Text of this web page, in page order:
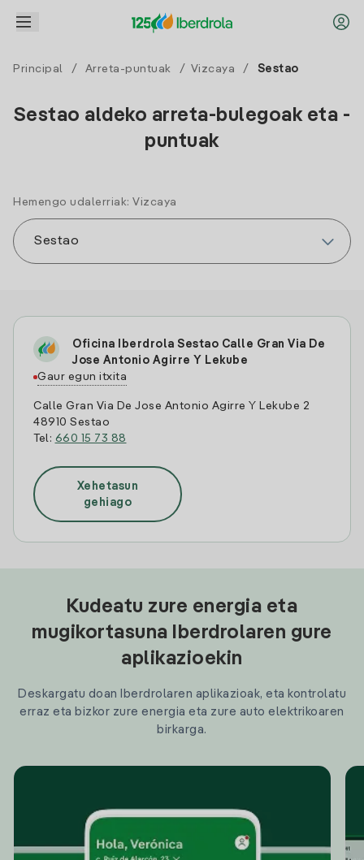
Principal / Arreta-puntuak / Vizcaya / Sestao
Sestao aldeko arreta-bulegoak eta -
puntuak
Hemengo udalerriak: Vizcaya
Oficina Iberdrola Sestao Calle Gran Via De
Jose Antonio Agirre Y Lekube
Gaur egun itxita
Calle Gran Via De Jose Antonio Agirre Y Lekube 2
48910 Sestao
Tel: 660 15 73 88
Xehetasun
gehiago
Kudeatu zure energia eta
mugikortasuna Iberdrolaren gure
aplikazioekin
Deskargatu doan Iberdrolaren aplikazioak, eta kontrolatu
erraz eta bizkor zure energia eta zure auto elektrikoaren
birkarga.